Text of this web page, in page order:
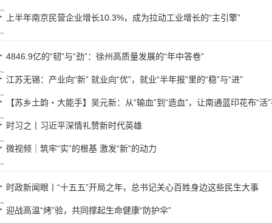
上半年南京民营企业增长10.3%，成为拉动工业增长的“主引擎”
4846.9亿的“韧”与“劲”：徐州高质量发展的“年中答卷”
江苏无锡：产业向“新” 就业向“优”，就业“半年报”里的“稳”与“进”
【苏乡土韵・大能手】吴元新：从“输血”到“造血”，让南通蓝印花布“活
时习之丨习近平深情礼赞新时代英雄
微视频｜筑牢“实”的根基 激发“新”的动力
时政新闻眼丨“十五五”开局之年，总书记关心百姓身边这些民生大事
迎战高温“烤”验，共同撑起生命健康“防护伞”